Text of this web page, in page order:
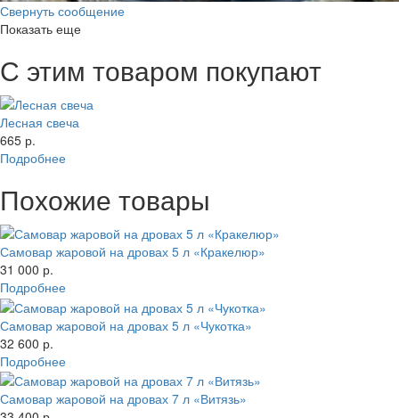
Свернуть сообщение
Показать еще
С этим товаром покупают
Лесная свеча
665 р.
Подробнее
Похожие товары
Самовар жаровой на дровах 5 л «Кракелюр»
31 000 р.
Подробнее
Самовар жаровой на дровах 5 л «Чукотка»
32 600 р.
Подробнее
Самовар жаровой на дровах 7 л «Витязь»